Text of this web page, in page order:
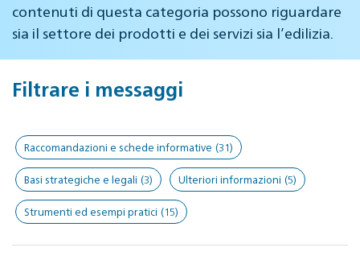
contenuti di questa categoria possono riguardare
sia il settore dei prodotti e dei servizi sia l’edilizia.
Filtrare i messaggi
Raccomandazioni e schede informative (31)
Basi strategiche e legali (3) Ulteriori informazioni (5)
Strumenti ed esempi pratici (15)